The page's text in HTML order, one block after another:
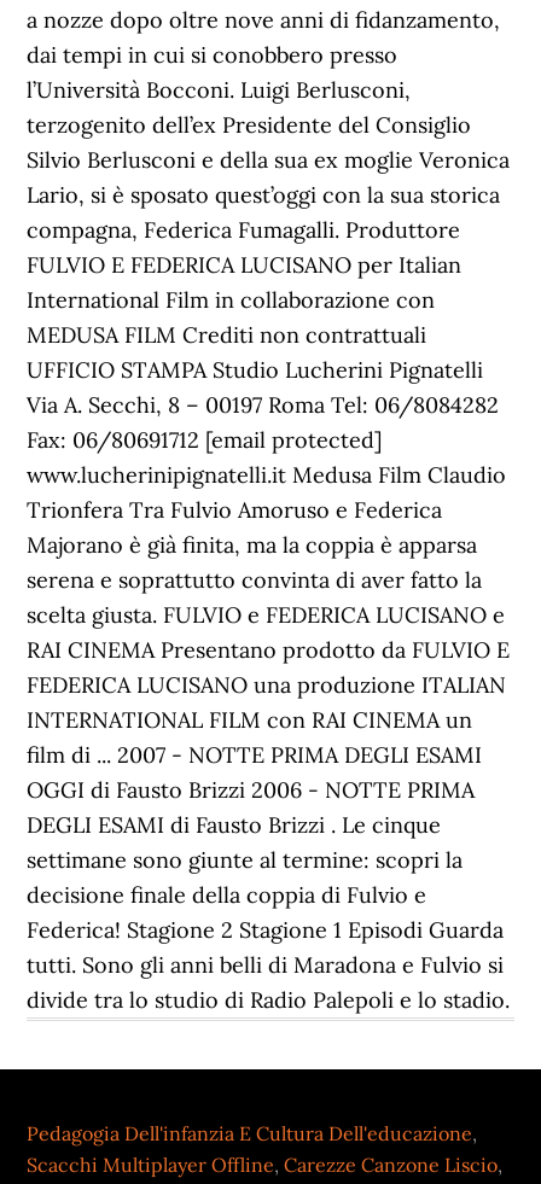
a nozze dopo oltre nove anni di fidanzamento,
dai tempi in cui si conobbero presso
l’Università Bocconi. Luigi Berlusconi,
terzogenito dell’ex Presidente del Consiglio
Silvio Berlusconi e della sua ex moglie Veronica
Lario, si è sposato quest’oggi con la sua storica
compagna, Federica Fumagalli. Produttore
FULVIO E FEDERICA LUCISANO per Italian
International Film in collaborazione con
MEDUSA FILM Crediti non contrattuali
UFFICIO STAMPA Studio Lucherini Pignatelli
Via A. Secchi, 8 – 00197 Roma Tel: 06/8084282
Fax: 06/80691712 [email protected]
www.lucherinipignatelli.it Medusa Film Claudio
Trionfera Tra Fulvio Amoruso e Federica
Majorano è già finita, ma la coppia è apparsa
serena e soprattutto convinta di aver fatto la
scelta giusta. FULVIO e FEDERICA LUCISANO e
RAI CINEMA Presentano prodotto da FULVIO E
FEDERICA LUCISANO una produzione ITALIAN
INTERNATIONAL FILM con RAI CINEMA un
film di ... 2007 - NOTTE PRIMA DEGLI ESAMI
OGGI di Fausto Brizzi 2006 - NOTTE PRIMA
DEGLI ESAMI di Fausto Brizzi . Le cinque
settimane sono giunte al termine: scopri la
decisione finale della coppia di Fulvio e
Federica! Stagione 2 Stagione 1 Episodi Guarda
tutti. Sono gli anni belli di Maradona e Fulvio si
divide tra lo studio di Radio Palepoli e lo stadio.
Pedagogia Dell'infanzia E Cultura Dell'educazione,
Scacchi Multiplayer Offline,Carezze Canzone Liscio,